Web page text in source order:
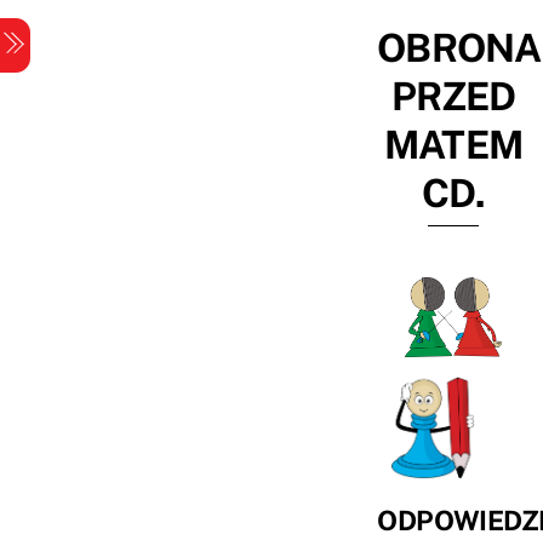
Skip
to
content
OBRONA
PRZED
MATEM
CD.